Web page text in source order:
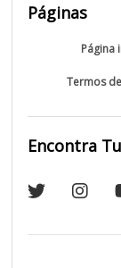
Páginas
Página
Termos
Encontra